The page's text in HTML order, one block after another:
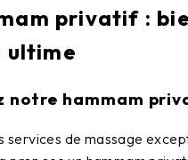
privatif :
ultime
notre hammam
services de massage